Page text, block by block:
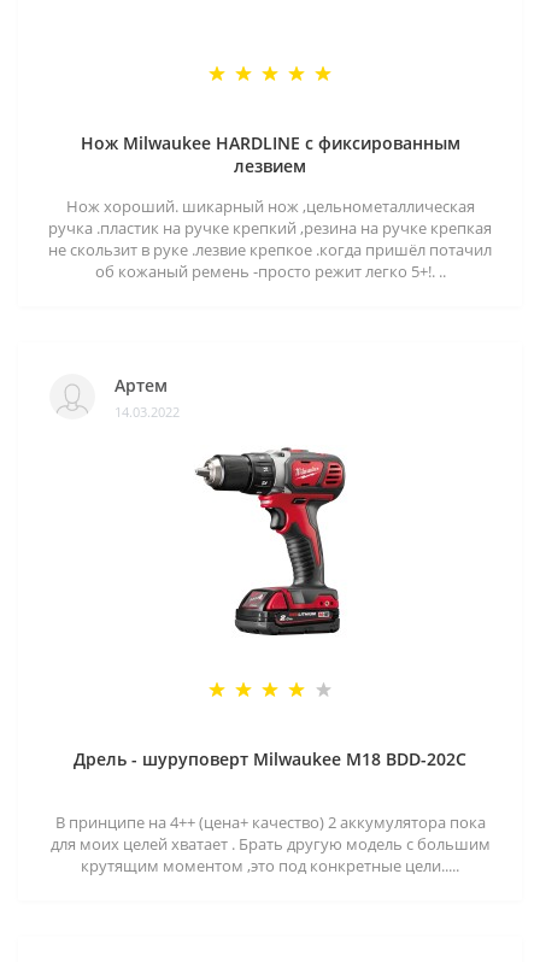
Нож Milwaukee HARDLINE с фиксированным
лезвием
Нож хороший. шикарный нож ,цельнометаллическая
ручка .пластик на ручке крепкий ,резина на ручке крепкая
не скользит в руке .лезвие крепкое .когда пришёл потачил
об кожаный ремень -просто режит легко 5+!. ..
Артем
14.03.2022
Дрель - шуруповерт Milwaukee M18 BDD-202C
В принципе на 4++ (цена+ качество) 2 аккумулятора пока
для моих целей хватает . Брать другую модель с большим
крутящим моментом ,это под конкретные цели.....